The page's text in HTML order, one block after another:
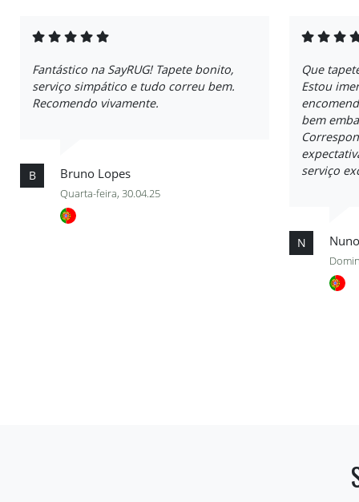
Fantástico na SayRUG! Tapete bonito,
serviço simpático e tudo correu bem.
Recomendo vivamente.
B Bruno Lopes
Quarta-feira, 30.04.25
Que
Estou
bem
serviço
N